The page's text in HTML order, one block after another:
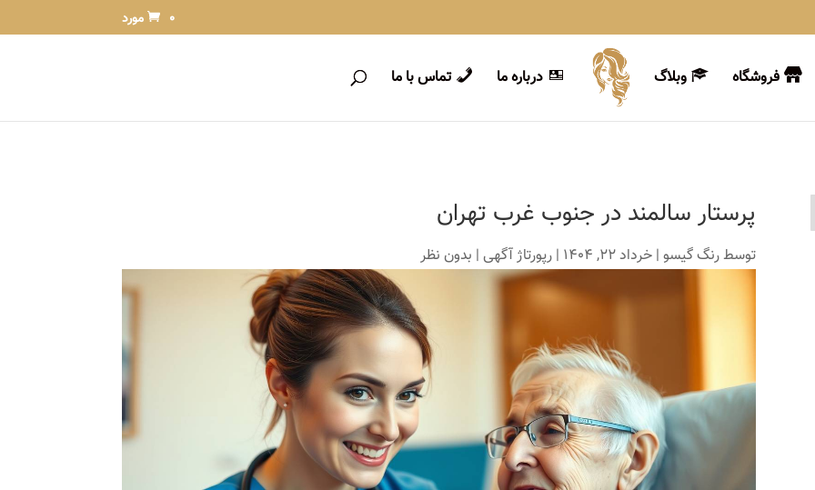
0 مورد
فروشگاه وبلاگ درباره ما تماس با ما
پرستار سالمند در جنوب غرب تهران
توسطرنگ گیسو| خرداد 22, 1404 | رپورتاژ آگهی| بدون نظر